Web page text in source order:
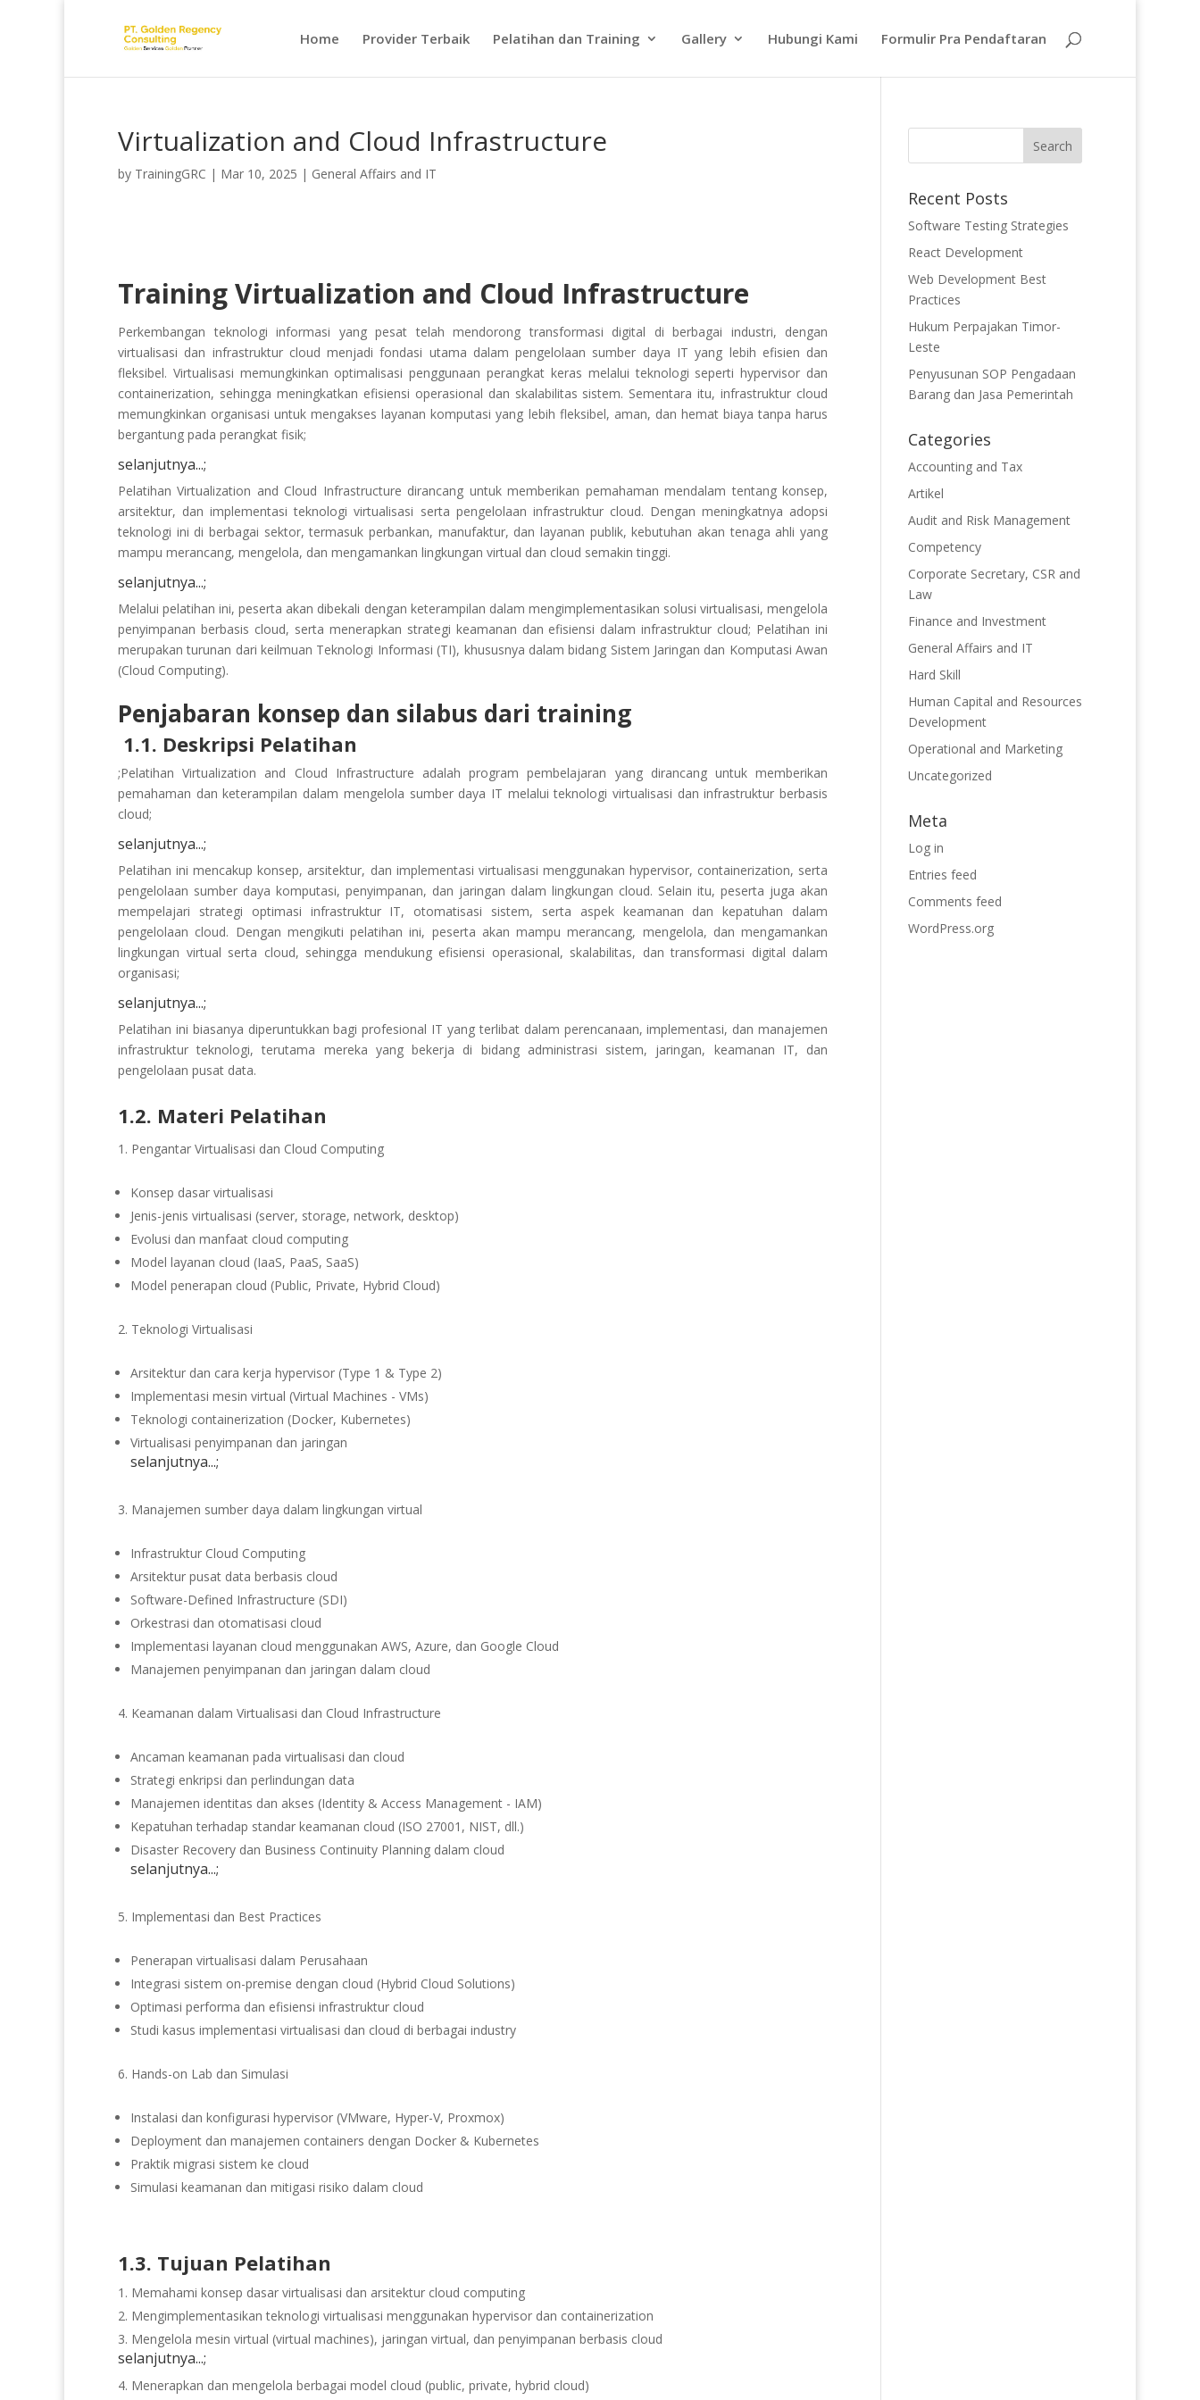
Home Provider Terbaik Pelatihan dan Training Gallery Hubungi Kami Formulir Pra Pendaftaran
Virtualization and Cloud Infrastructure
by TrainingGRC | Mar 10, 2025 | General Affairs and IT
Training Virtualization and Cloud Infrastructure
Perkembangan teknologi informasi yang pesat telah mendorong transformasi digital di berbagai industri, dengan
virtualisasi dan infrastruktur cloud menjadi fondasi utama dalam pengelolaan sumber daya IT yang lebih efisien dan
fleksibel. Virtualisasi memungkinkan optimalisasi penggunaan perangkat keras melalui teknologi seperti hypervisor dan
containerization, sehingga meningkatkan efisiensi operasional dan skalabilitas sistem. Sementara itu, infrastruktur cloud
memungkinkan organisasi untuk mengakses layanan komputasi yang lebih fleksibel, aman, dan hemat biaya tanpa harus
bergantung pada perangkat fisik;
selanjutnya...;
Pelatihan Virtualization and Cloud Infrastructure dirancang untuk memberikan pemahaman mendalam tentang konsep,
arsitektur, dan implementasi teknologi virtualisasi serta pengelolaan infrastruktur cloud. Dengan meningkatnya adopsi
teknologi ini di berbagai sektor, termasuk perbankan, manufaktur, dan layanan publik, kebutuhan akan tenaga ahli yang
mampu merancang, mengelola, dan mengamankan lingkungan virtual dan cloud semakin tinggi.
selanjutnya...;
Melalui pelatihan ini, peserta akan dibekali dengan keterampilan dalam mengimplementasikan solusi virtualisasi, mengelola
penyimpanan berbasis cloud, serta menerapkan strategi keamanan dan efisiensi dalam infrastruktur cloud; Pelatihan ini
merupakan turunan dari keilmuan Teknologi Informasi (TI), khususnya dalam bidang Sistem Jaringan dan Komputasi Awan
(Cloud Computing).
Penjabaran konsep dan silabus dari training
1.1. Deskripsi Pelatihan
;Pelatihan Virtualization and Cloud Infrastructure adalah program pembelajaran yang dirancang untuk memberikan
pemahaman dan keterampilan dalam mengelola sumber daya IT melalui teknologi virtualisasi dan infrastruktur berbasis
cloud;
selanjutnya...;
Pelatihan ini mencakup konsep, arsitektur, dan implementasi virtualisasi menggunakan hypervisor, containerization, serta
pengelolaan sumber daya komputasi, penyimpanan, dan jaringan dalam lingkungan cloud. Selain itu, peserta juga akan
mempelajari strategi optimasi infrastruktur IT, otomatisasi sistem, serta aspek keamanan dan kepatuhan dalam
pengelolaan cloud. Dengan mengikuti pelatihan ini, peserta akan mampu merancang, mengelola, dan mengamankan
lingkungan virtual serta cloud, sehingga mendukung efisiensi operasional, skalabilitas, dan transformasi digital dalam
organisasi;
selanjutnya...;
Pelatihan ini biasanya diperuntukkan bagi profesional IT yang terlibat dalam perencanaan, implementasi, dan manajemen
infrastruktur teknologi, terutama mereka yang bekerja di bidang administrasi sistem, jaringan, keamanan IT, dan
pengelolaan pusat data.
1.2. Materi Pelatihan
Pengantar Virtualisasi dan Cloud Computing
Konsep dasar virtualisasi
Jenis-jenis virtualisasi (server, storage, network, desktop)
Evolusi dan manfaat cloud computing
Model layanan cloud (IaaS, PaaS, SaaS)
Model penerapan cloud (Public, Private, Hybrid Cloud)
Teknologi Virtualisasi
Arsitektur dan cara kerja hypervisor (Type 1 & Type 2)
Implementasi mesin virtual (Virtual Machines - VMs)
Teknologi containerization (Docker, Kubernetes)
Virtualisasi penyimpanan dan jaringan
selanjutnya...;
Manajemen sumber daya dalam lingkungan virtual
Infrastruktur Cloud Computing
Arsitektur pusat data berbasis cloud
Software-Defined Infrastructure (SDI)
Orkestrasi dan otomatisasi cloud
Implementasi layanan cloud menggunakan AWS, Azure, dan Google Cloud
Manajemen penyimpanan dan jaringan dalam cloud
Keamanan dalam Virtualisasi dan Cloud Infrastructure
Ancaman keamanan pada virtualisasi dan cloud
Strategi enkripsi dan perlindungan data
Manajemen identitas dan akses (Identity & Access Management - IAM)
Kepatuhan terhadap standar keamanan cloud (ISO 27001, NIST, dll.)
Disaster Recovery dan Business Continuity Planning dalam cloud
selanjutnya...;
Implementasi dan Best Practices
Penerapan virtualisasi dalam Perusahaan
Integrasi sistem on-premise dengan cloud (Hybrid Cloud Solutions)
Optimasi performa dan efisiensi infrastruktur cloud
Studi kasus implementasi virtualisasi dan cloud di berbagai industry
Hands-on Lab dan Simulasi
Instalasi dan konfigurasi hypervisor (VMware, Hyper-V, Proxmox)
Deployment dan manajemen containers dengan Docker & Kubernetes
Praktik migrasi sistem ke cloud
Simulasi keamanan dan mitigasi risiko dalam cloud
1.3. Tujuan Pelatihan
Memahami konsep dasar virtualisasi dan arsitektur cloud computing
Mengimplementasikan teknologi virtualisasi menggunakan hypervisor dan containerization
Mengelola mesin virtual (virtual machines), jaringan virtual, dan penyimpanan berbasis cloud
selanjutnya...;
Menerapkan dan mengelola berbagai model cloud (public, private, hybrid cloud)
Recent Posts
Software Testing Strategies
React Development
Web Development Best
Practices
Hukum Perpajakan Timor-
Leste
Penyusunan SOP Pengadaan
Barang dan Jasa Pemerintah
Categories
Accounting and Tax
Artikel
Audit and Risk Management
Competency
Corporate Secretary, CSR and
Law
Finance and Investment
General Affairs and IT
Hard Skill
Human Capital and Resources
Development
Operational and Marketing
Uncategorized
Meta
Log in
Entries feed
Comments feed
WordPress.org